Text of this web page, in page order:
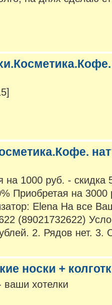
1000 руб. - скидка
Приобретая на 3000
Elena На все
(89021732622)
2. Рядов нет. 3.
носки +
ваши хотелки